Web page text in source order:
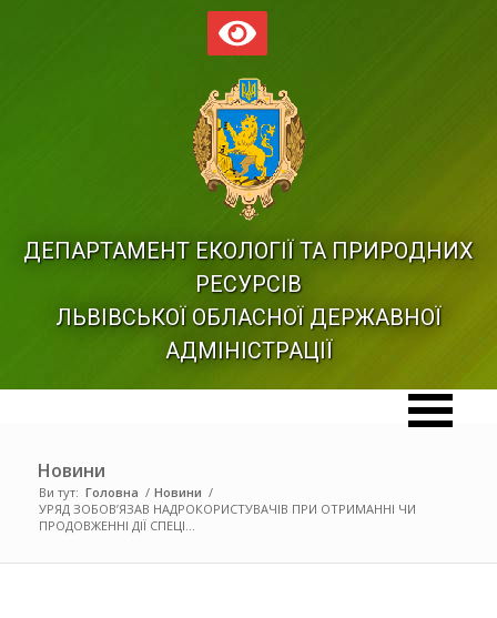
ДЕПАРТАМЕНТ ЕКОЛОГІЇ ТА ПРИРОДНИХ
РЕСУРСІВ
ЛЬВІВСЬКОЇ ОБЛАСНОЇ ДЕРЖАВНОЇ
АДМІНІСТРАЦІЇ
Новини
Ви тут: Головна / Новини /
УРЯД ЗОБОВ’ЯЗАВ НАДРОКОРИСТУВАЧІВ ПРИ ОТРИМАННІ ЧИ
ПРОДОВЖЕННІ ДІЇ СПЕЦІ...